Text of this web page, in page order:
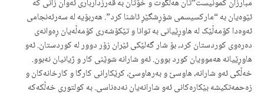
مبارزان کمونیست”تان هەڵگوت و خۆتان بە قەرزدارباری ئەوان زانی کە
ئێوەیان بە “مارکسیسمی شۆڕشگێڕ ئاشنا کرد”. هەربۆیە لە سەرئەنجامی
ئەوەدا کۆمەڵێک لە هاوڕێیانی بە توانا و تێکۆشەری کۆمەڵەیان ڕەوانەی
دەرەوی کوردستان کرد، بۆ شار گەلێکی ئێران زۆر دوور لە کوردستان. ئەو
هاوڕێیانە هەموویان کورد بوون. ئەو شارانە شوێنی کار و ژیانیان نەبوو.
خەڵکی ئەو شارانە، هاوسێ و بەرهاوسێ، کرێکارانی کارگا و کارخانەکان و
زەحمەتکیشە بێکارەکانی ئەو شارانەیان نەدەناسی. بە کولتوری خەڵکەکە